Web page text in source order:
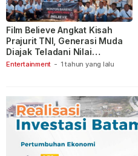
Entertainment - 1 tahun yang lalu
Film Believe Angkat Kisah
Prajurit TNI, Generasi Muda
Diajak Teladani Nilai
Keberanian